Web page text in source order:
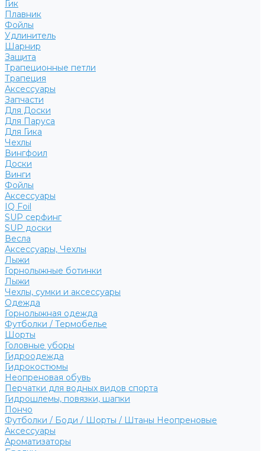
Гик
Плавник
Фойлы
Удлинитель
Шарнир
Защита
Трапеционные петли
Трапеция
Аксессуары
Запчасти
Для Доски
Для Паруса
Для Гика
Чехлы
Вингфоил
Доски
Винги
Фойлы
Аксессуары
IQ Foil
SUP серфинг
SUP доски
Весла
Аксессуары, Чехлы
Лыжи
Горнолыжные ботинки
Лыжи
Чехлы, сумки и аксессуары
Одежда
Горнолыжная одежда
Футболки / Термобелье
Шорты
Головные уборы
Гидроодежда
Гидрокостюмы
Неопреновая обувь
Перчатки для водных видов спорта
Гидрошлемы, повязки, шапки
Пончо
Футболки / Боди / Шорты / Штаны Неопреновые
Аксессуары
Ароматизаторы